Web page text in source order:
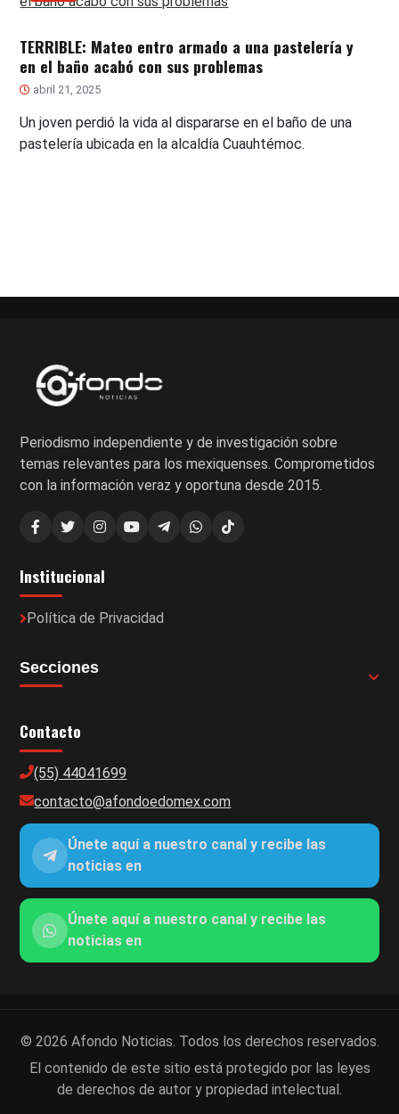
TERRIBLE: Mateo entro armado a una pastelería y
en el baño acabó con sus problemas
abril 21, 2025
Un joven perdió la vida al dispararse en el baño de una
pastelería ubicada en la alcaldía Cuauhtémoc.
entradas
Periodismo independiente y de investigación sobre
temas relevantes para los mexiquenses. Comprometidos
con la información veraz y oportuna desde 2015.
Institucional
Política de Privacidad
Secciones
Contacto
(55) 44041699
contacto@afondoedomex.com
Únete aquí a nuestro canal y recibe las
noticias en
Únete aquí a nuestro canal y recibe las
noticias en
© 2026 Afondo Noticias. Todos los derechos reservados.
El contenido de este sitio está protegido por las leyes
de derechos de autor y propiedad intelectual.